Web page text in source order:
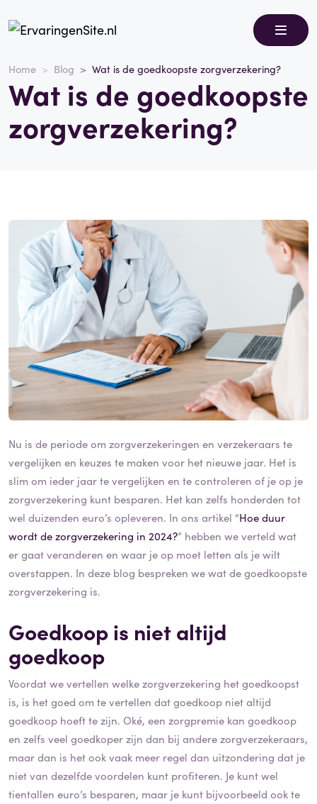
Home Blog Wat is de goedkoopste zorgverzekering?
Wat is de goedkoopste
zorgverzekering?
Nu is de periode om zorgverzekeringen en verzekeraars te
vergelijken en keuzes te maken voor het nieuwe jaar. Het is
slim om ieder jaar te vergelijken en te controleren of je op je
zorgverzekering kunt besparen. Het kan zelfs honderden tot
wel duizenden euro’s opleveren. In ons artikel “Hoe duur
wordt de zorgverzekering in 2024?” hebben we verteld wat
er gaat veranderen en waar je op moet letten als je wilt
overstappen. In deze blog bespreken we wat de goedkoopste
zorgverzekering is.
Goedkoop is niet altijd
goedkoop
Voordat we vertellen welke zorgverzekering het goedkoopst
is, is het goed om te vertellen dat goedkoop niet altijd
goedkoop hoeft te zijn. Oké, een zorgpremie kan goedkoop
en zelfs veel goedkoper zijn dan bij andere zorgverzekeraars,
maar dan is het ook vaak meer regel dan uitzondering dat je
niet van dezelfde voordelen kunt profiteren. Je kunt wel
tientallen euro’s besparen, maar je kunt bijvoorbeeld ook te